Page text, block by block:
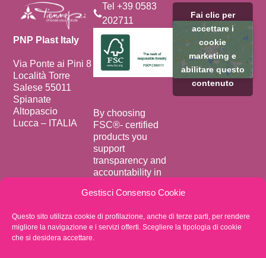
Gestisci Consenso Cookie
Questo sito utilizza cookie di profilazione, anche di terze parti, per rendere
migliore la navigazione e i servizi offerti. Scegliere la tipologia di cookie
che si desidera accettare.
PNP Plast Italy
Via Ponte ai Pini 8
Località Torre
Salese 55011
Spianate
Altopascio
Lucca – ITALIA
Fai clic per
accettare i
cookie
marketing e
abilitare questo
contenuto
By choosing
FSC®️- certified
products you
support
transparency and
accountability in
chains.
Privacy Policy
Whistleblowing
VAT
Tel +39 0583
202711